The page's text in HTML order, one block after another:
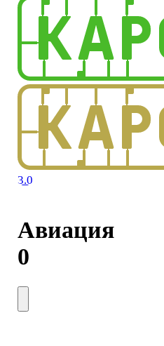
3.0
Авиация
0